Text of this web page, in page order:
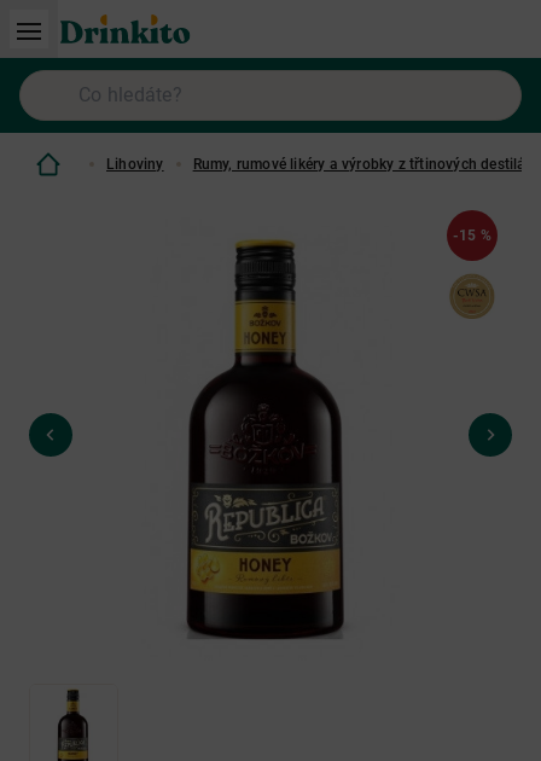
Lihoviny Rumy, rumové likéry a výrobky z třtinových destilátů
-15 %